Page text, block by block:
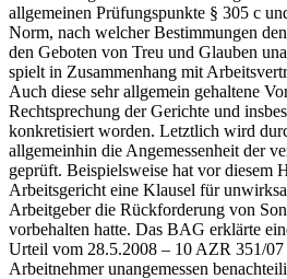
allgemeinen Prüfungspunkte § 305 c
Norm, nach welcher Bestimmungen
den Geboten von Treu und Glauben
spielt in Zusammenhang mit
Auch diese sehr allgemein gehaltene
Rechtsprechung der Gerichte und
konkretisiert worden. Letztlich wird
allgemeinhin die Angemessenheit der
geprüft. Beispielsweise hat vor diesem
Arbeitsgericht eine Klausel für
Arbeitgeber die Rückforderung von
vorbehalten hatte. Das BAG erklärte
Urteil vom 28.5.2008 – 10 AZR 351/07
Arbeitnehmer unangemessen